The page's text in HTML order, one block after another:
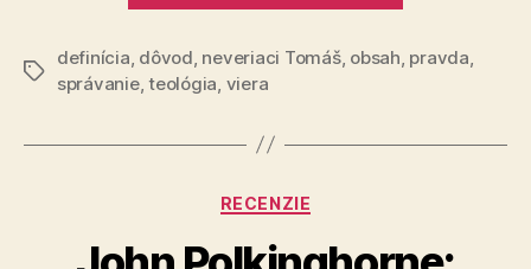
Značky
definícia dôvod neveriaci Tomáš, obsah pravda
správanie,teológia viera
Kategórie
RECENZIE